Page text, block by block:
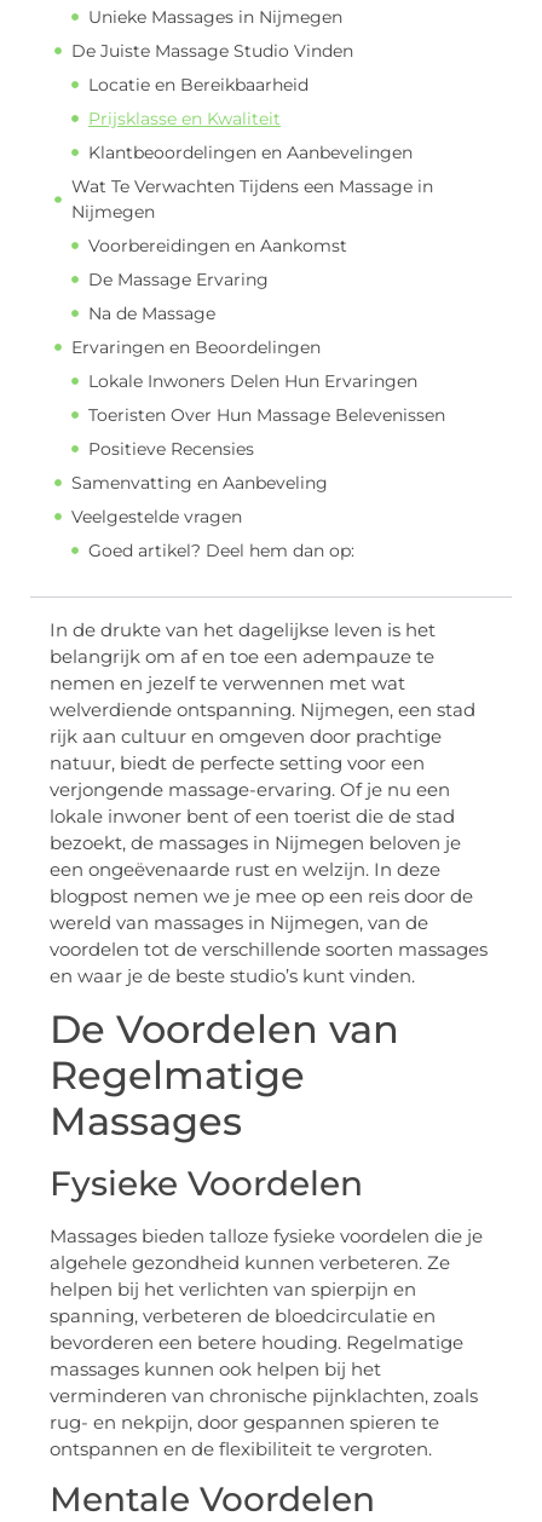
Unieke Massages in Nijmegen
De Juiste Massage Studio Vinden
Locatie en Bereikbaarheid
Prijsklasse en Kwaliteit
Klantbeoordelingen en Aanbevelingen
Wat Te Verwachten Tijdens een Massage in
Nijmegen
Voorbereidingen en Aankomst
De Massage Ervaring
Na de Massage
Ervaringen en Beoordelingen
Lokale Inwoners Delen Hun Ervaringen
Toeristen Over Hun Massage Belevenissen
Positieve Recensies
Samenvatting en Aanbeveling
Veelgestelde vragen
Goed artikel? Deel hem dan op:
In de drukte van het dagelijkse leven is het
belangrijk om af en toe een adempauze te
nemen en jezelf te verwennen met wat
welverdiende ontspanning. Nijmegen, een stad
rijk aan cultuur en omgeven door prachtige
natuur, biedt de perfecte setting voor een
verjongende massage-ervaring. Of je nu een
lokale inwoner bent of een toerist die de stad
bezoekt, de massages in Nijmegen beloven je
een ongeëvenaarde rust en welzijn. In deze
blogpost nemen we je mee op een reis door de
wereld van massages in Nijmegen, van de
voordelen tot de verschillende soorten massages
en waar je de beste studio’s kunt vinden.
De Voordelen van
Regelmatige
Massages
Fysieke Voordelen
Massages bieden talloze fysieke voordelen die je
algehele gezondheid kunnen verbeteren. Ze
helpen bij het verlichten van spierpijn en
spanning, verbeteren de bloedcirculatie en
bevorderen een betere houding. Regelmatige
massages kunnen ook helpen bij het
verminderen van chronische pijnklachten, zoals
rug- en nekpijn, door gespannen spieren te
ontspannen en de flexibiliteit te vergroten.
Mentale Voordelen